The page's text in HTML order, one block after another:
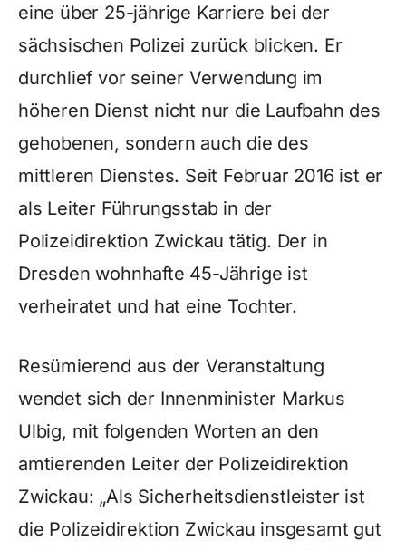
eine über 25-jährige Karriere bei der
sächsischen Polizei zurück blicken. Er
durchlief vor seiner Verwendung im
höheren Dienst nicht nur die Laufbahn des
gehobenen, sondern auch die des
mittleren Dienstes. Seit Februar 2016 ist er
als Leiter Führungsstab in der
Polizeidirektion Zwickau tätig. Der in
Dresden wohnhafte 45-Jährige ist
verheiratet und hat eine Tochter.
Resümierend aus der Veranstaltung
wendet sich der Innenminister Markus
Ulbig, mit folgenden Worten an den
amtierenden Leiter der Polizeidirektion
Zwickau: „Als Sicherheitsdienstleister ist
die Polizeidirektion Zwickau insgesamt gut